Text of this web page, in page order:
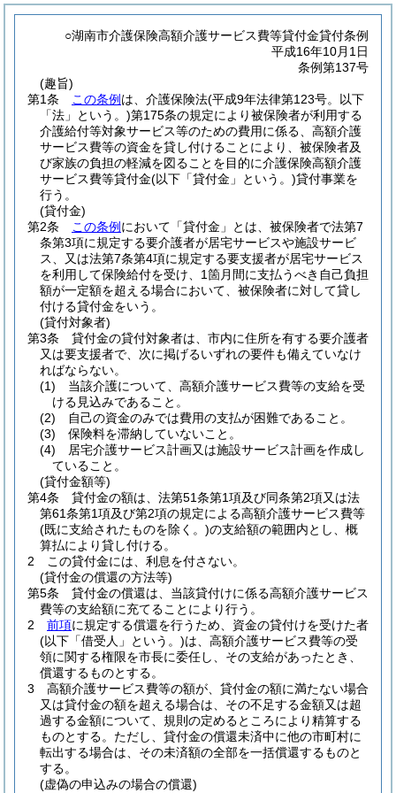
○湖南市介護保険高額介護サービス費等貸付金貸付条例
平成16年10月1日
条例第137号
(趣旨)
第1条
この条例 は、介護保険法(平成9年法律第123号。以下
「法」という。)第175条の規定により被保険者が利用する
介護給付等対象サービス等のための費用に係る、高額介護
サービス費等の資金を貸し付けることにより、被保険者及
び家族の負担の軽減を図ることを目的に介護保険高額介護
サービス費等貸付金(以下「貸付金」という。)貸付事業を
行う。
(貸付金)
第2条
この条例 において「貸付金」とは、被保険者で法第7
条第3項に規定する要介護者が居宅サービスや施設サービ
ス、又は法第7条第4項に規定する要支援者が居宅サービス
を利用して保険給付を受け、1箇月間に支払うべき自己負担
額が一定額を超える場合において、被保険者に対して貸し
付ける貸付金をいう。
(貸付対象者)
第3条
貸付金の貸付対象者は、市内に住所を有する要介護者
又は要支援者で、次に掲げるいずれの要件も備えていなけ
ればならない。
(1)
当該介護について、高額介護サービス費等の支給を受
ける見込みであること。
(2)
自己の資金のみでは費用の支払が困難であること。
(3)
保険料を滞納していないこと。
(4)
居宅介護サービス計画又は施設サービス計画を作成し
ていること。
(貸付金額等)
第4条
貸付金の額は、法第51条第1項及び同条第2項又は法
第61条第1項及び第2項の規定による高額介護サービス費等
(既に支給されたものを除く。)の支給額の範囲内とし、概
算払により貸し付ける。
2
この貸付金には、利息を付さない。
(貸付金の償還の方法等)
第5条
貸付金の償還は、当該貸付けに係る高額介護サービス
費等の支給額に充てることにより行う。
2
前項に規定する償還を行うため、資金の貸付けを受けた者
(以下「借受人」という。)は、高額介護サービス費等の受
領に関する権限を市長に委任し、その支給があったとき、
償還するものとする。
3
高額介護サービス費等の額が、貸付金の額に満たない場合
又は貸付金の額を超える場合は、その不足する金額又は超
過する金額について、規則の定めるところにより精算する
ものとする。 ただし、貸付金の償還未済中に他の市町村に
転出する場合は、その未済額の全部を一括償還するものと
する。
(虚偽の申込みの場合の償還)